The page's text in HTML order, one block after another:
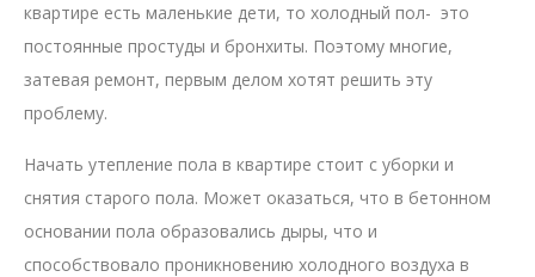
квартире есть маленькие дети, то холодный пол- это
постоянные простуды и бронхиты. Поэтому многие,
затевая ремонт, первым делом хотят решить эту
проблему.
Начать утепление пола в квартире стоит с уборки и
снятия старого пола. Может оказаться, что в бетонном
основании пола образовались дыры, что и
способствовало проникновению холодного воздуха в